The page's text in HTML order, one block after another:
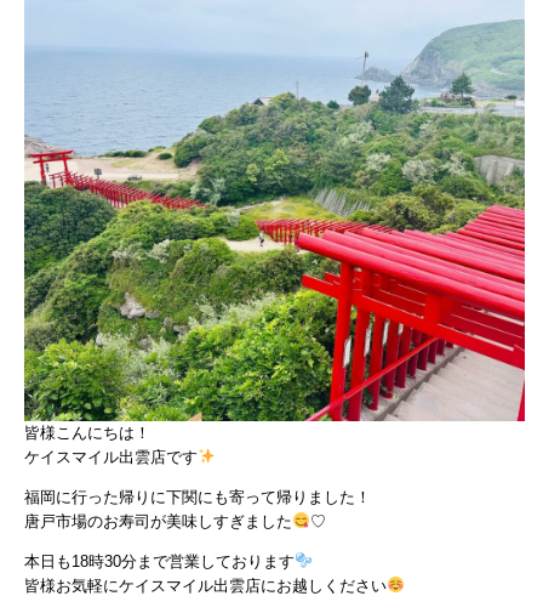
皆様こんにちは！
ケイスマイル出雲店です
福岡に行った帰りに下関にも寄って帰りました！
唐戸市場のお寿司が美味しすぎました
♡
本日も18時30分まで営業しております
皆様お気軽にケイスマイル出雲店にお越しください